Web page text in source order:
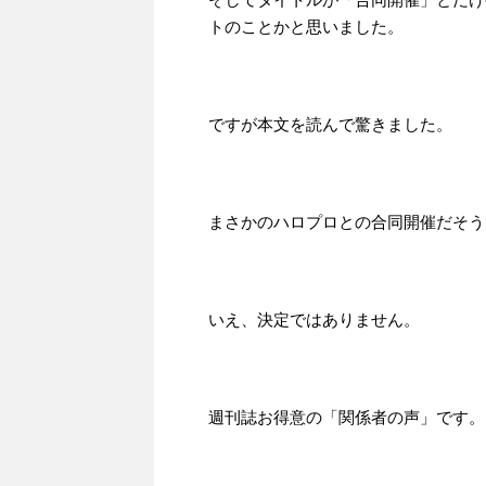
トのことかと思いました。
ですが本文を読んで驚きました。
まさかのハロプロとの合同開催だそ
いえ、決定ではありません。
週刊誌お得意の「関係者の声」です。